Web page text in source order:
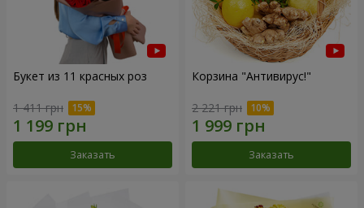
Букет из 11 красных роз
1 411 грн
Заказать
Корзина "Антивирус!"
2 221 грн
Заказать